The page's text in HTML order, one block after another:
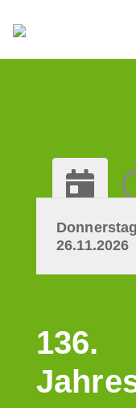
26.11.2026
136.